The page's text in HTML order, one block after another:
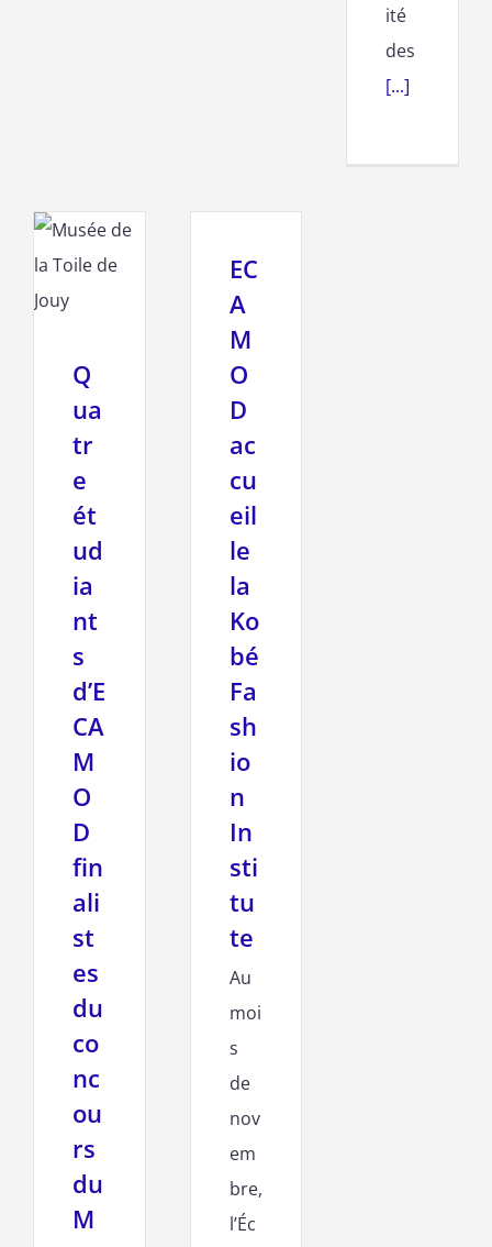
ité
des
[...]
Q
ua
tr
e
ét
ud
ia
nt
s
d’E
CA
M
O
D
fin
ali
st
es
du
co
nc
ou
rs
du
M
EC
A
M
O
D
ac
cu
eil
le
la
Ko
bé
Fa
sh
io
n
In
sti
tu
te
Au
moi
s
de
nov
em
bre,
l’Éc